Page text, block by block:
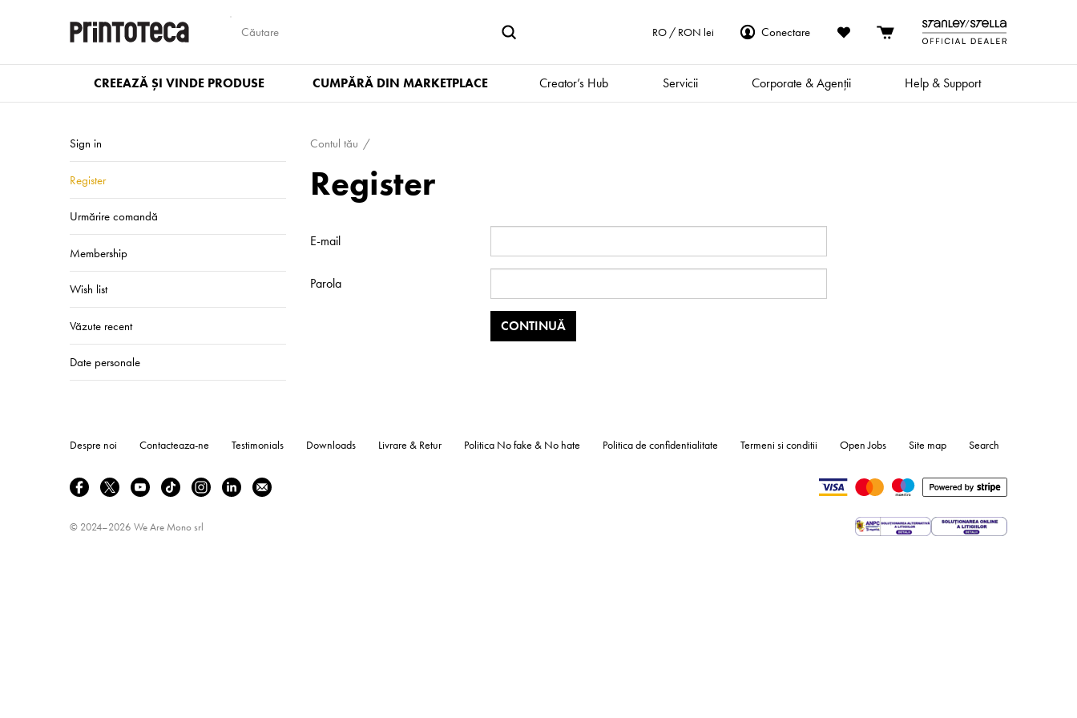
RO / RON lei Conectare
CREEAZĂ ȘI VINDE PRODUSE CUMPĂRĂ DIN MARKETPLACE Creator’s Hub Servicii Corporate & Agenții Help & Support
Sign in
Register
Urmărire comandă
Membership
Wish list
Văzute recent
Date personale
Contul tău
Register
E-mail
Parola
Despre noi Contacteaza-ne Testimonials Downloads Livrare & Retur Politica No fake & No hate Politica de confidentialitate Termeni si conditii Open Jobs Site map Search
© 2024–2026 We Are Mono srl